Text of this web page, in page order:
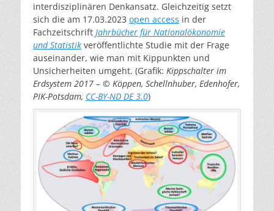
interdisziplinären Denkansatz. Gleichzeitig setzt
sich die am 17.03.2023 open access in der
Fachzeitschrift Jahrbücher für Nationalökonomie
und Statistik veröffentlichte Studie mit der Frage
auseinander, wie man mit Kippunkten und
Unsicherheiten umgeht. (Grafik: Kippschalter im
Erdsystem 2017 – © Köppen, Schellnhuber, Edenhofer,
PIK-Potsdam, CC-BY-ND DE 3.0)